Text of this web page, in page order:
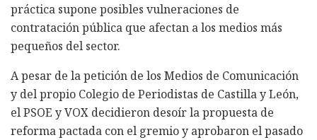
práctica supone posibles vulneraciones de
contratación pública que afectan a los medios más
pequeños del sector.
A pesar de la petición de los Medios de Comunicación
y del propio Colegio de Periodistas de Castilla y León,
el PSOE y VOX decidieron desoír la propuesta de
reforma pactada con el gremio y aprobaron el pasado